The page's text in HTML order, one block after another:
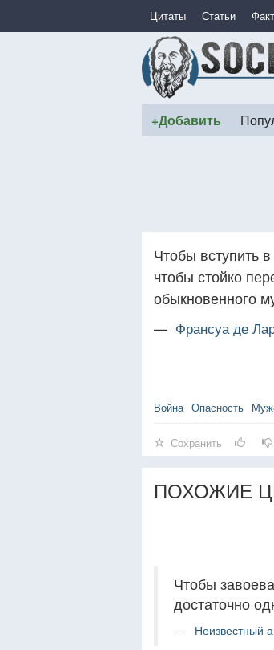
Цитаты Статьи
+Добавить
Чтобы вступить
чтобы стойко
обыкновенного
— Франсуа де
Война Опасность
Сохранить
ПОХОЖИЕ
Чтобы
достаточно
Неизвестный